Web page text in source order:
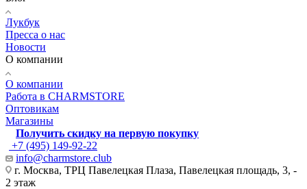
Лукбук
Пресса о нас
Новости
О компании
О компании
Работа в CHARMSTORE
Оптовикам
Магазины
Получить скидку на первую покупку
+7 (495) 149-92-22
info@charmstore.club
г. Москва, ТРЦ Павелецкая Плаза, Павелецкая площадь, 3, -
2 этаж